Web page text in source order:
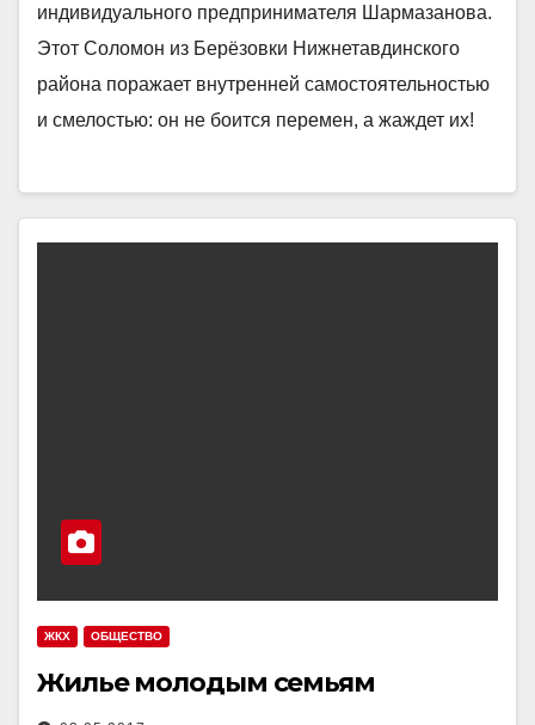
индивидуального предпринимателя Шармазанова.
Этот Соломон из Берёзовки Нижнетавдинского
района поражает внутренней самостоятельностью
и смелостью: он не боится перемен, а жаждет их!
ЖКХ ОБЩЕСТВО
Жилье молодым семьям